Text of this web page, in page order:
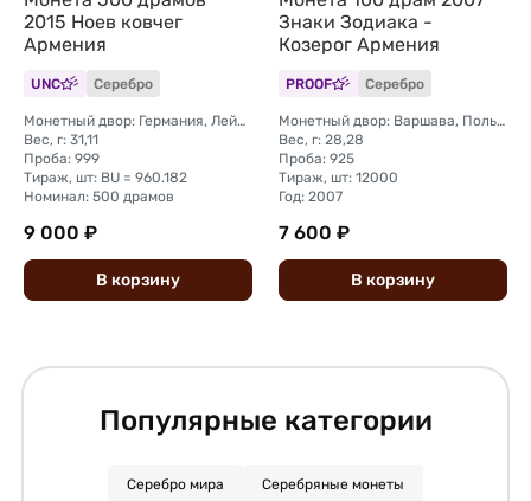
2015 Ноев ковчег
Армения
UNC Серебро
Монетный двор: Германия, Лейпциг
Вес, г: 31,11
Проба: 999
Тираж, шт: BU = 960.182
Номинал: 500 драмов
9 000 ₽
В корзину
Знаки Зодиака -
Козерог Армения
PROOF Серебро
Монетный двор: Варшава, Польша
Вес, г: 28,28
Проба: 925
Тираж, шт: 12000
Год: 2007
7 600 ₽
В корзину
Популярные категории
Серебро мира Серебряные монеты